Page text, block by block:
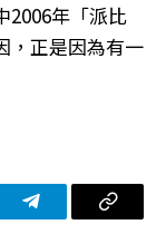
2006年「派比
，正是因為有一
Telegram复